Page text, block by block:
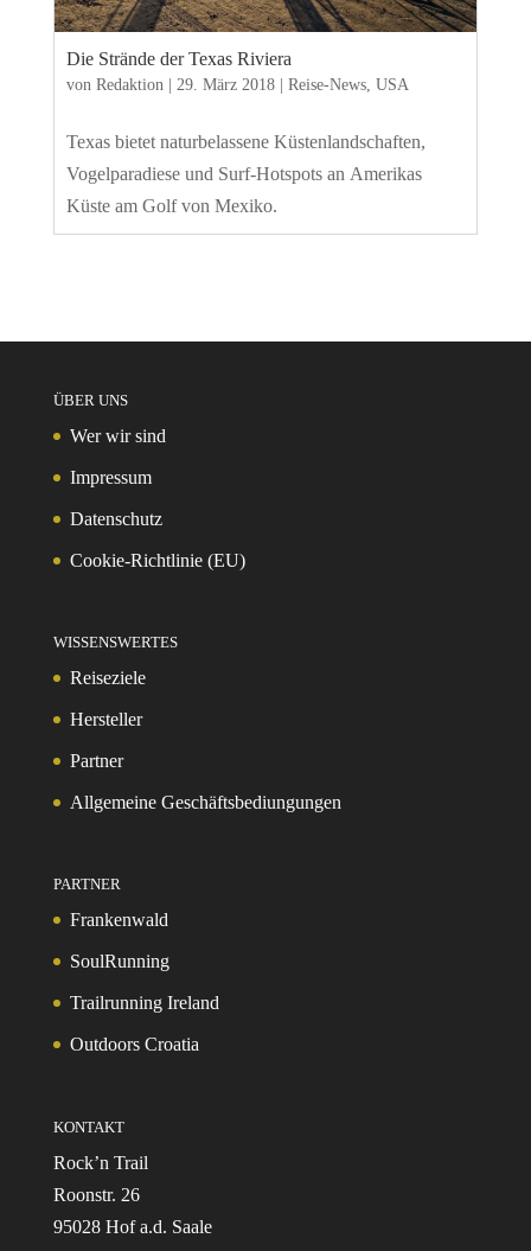
Die Strände der Texas Riviera
von Redaktion| 29. März 2018| Reise-News, USA
Texas bietet naturbelassene Küstenlandschaften,
Vogelparadiese und Surf-Hotspots an Amerikas
Küste am Golf von Mexiko.
ÜBER UNS
Wer wir sind
Impressum
Datenschutz
Cookie-Richtlinie (EU)
WISSENSWERTES
Reiseziele
Hersteller
Partner
Allgemeine Geschäftsbediungungen
PARTNER
Frankenwald
SoulRunning
Trailrunning Ireland
Outdoors Croatia
KONTAKT
Rock’n Trail
Roonstr. 26
95028 Hof a.d. Saale